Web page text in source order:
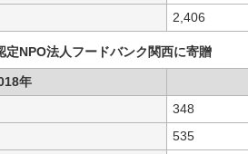
2,406
定NPO法人フードバンク関西に寄贈
年
348
535